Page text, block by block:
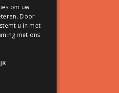
(online)
om uw
Door
u in met
met ons